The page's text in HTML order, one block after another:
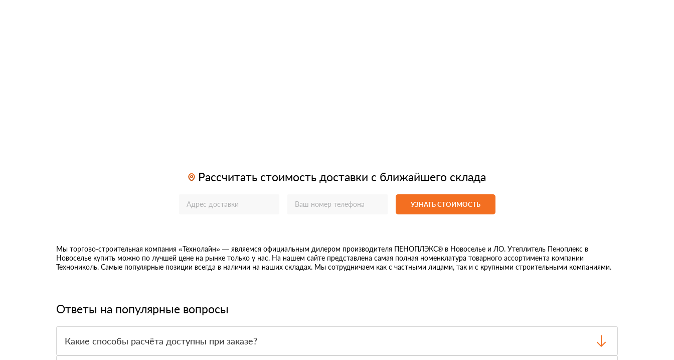
Рассчитать стоимость доставки с ближайшего склада
УЗНАТЬ СТОИМОСТЬ
Мы торгово-строительная компания «Технолайн» — являемся официальным дилером производителя ПЕНОПЛЭКС® в Новоселье и ЛО. Утеплитель Пеноплекс в
Новоселье купить можно по лучшей цене на рынке только у нас. На нашем сайте представлена самая полная номенклатура товарного ассортимента компании
Технониколь. Самые популярные позиции всегда в наличии на наших складах. Мы сотрудничаем как с частными лицами, так и с крупными строительными компаниями.
Ответы на популярные вопросы
Какие способы расчёта доступны при заказе?